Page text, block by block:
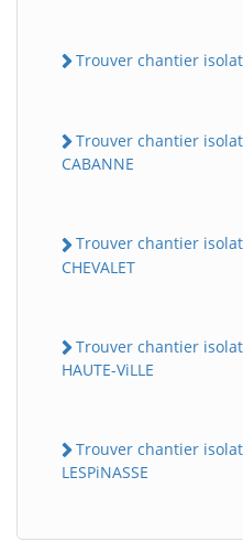
Trouver chantier
Trouver chantier
CABANNE
Trouver chantier
CHEVALET
Trouver chantier
HAUTE-ViLLE
Trouver chantier
LESPiNASSE